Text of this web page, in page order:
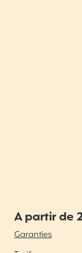
A partir de
Garanties